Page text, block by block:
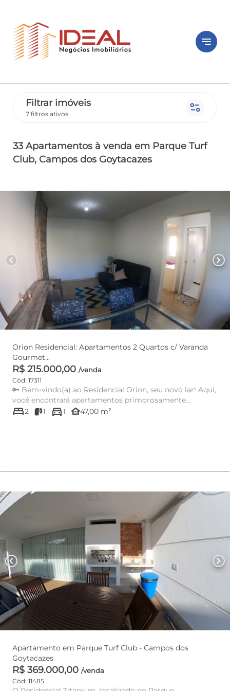
notes
Filtrar imóveis
7 filtros ativos page_info
33 Apartamentos à venda em Parque Turf
Club, Campos dos Goytacazes
chevron_left chevron_right
Orion Residencial: Apartamentos 2 Quartos c/ Varanda
Gourmet...
R$ 215.000,00 /venda
Cód: 17311
🔑 Bem-vindo(a) ao Residencial Orion, seu novo lar! Aqui,
você encontrará apartamentos primorosamente
projetados com do...
bed2 1 directions_car1 other_houses47,00 m²
chevron_left chevron_right
Apartamento em Parque Turf Club - Campos dos
Goytacazes
R$ 369.000,00 /venda
Cód: 11485